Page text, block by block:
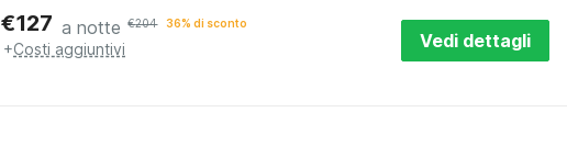
€127 a notte €204 36% di sconto
+Costi aggiuntivi Vedi dettagli